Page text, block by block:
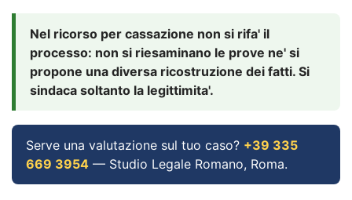
Nel ricorso per cassazione non si rifa' il
processo: non si riesaminano le prove ne' si
propone una diversa ricostruzione dei fatti. Si
sindaca soltanto la legittimita'.
Serve una valutazione sul tuo caso? +39 335
669 3954 — Studio Legale Romano, Roma.